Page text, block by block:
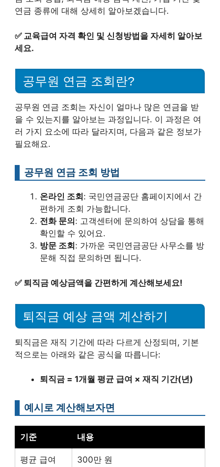
연금 종류에 대해 상세히 알아보겠습니다.
✅ 교육급여 자격 확인 및 신청방법을 자세히 알아보
세요.
공무원 연금 조회란?
공무원 연금 조회는 자신이 얼마나 많은 연금을 받
을 수 있는지를 알아보는 과정입니다. 이 과정은 여
러 가지 요소에 따라 달라지며, 다음과 같은 정보가
필요해요.
공무원 연금 조회 방법
온라인 조회 : 국민연금공단 홈페이지에서 간
편하게 조회 가능합니다.
전화 문의 : 고객센터에 문의하여 상담을 통해
확인할 수 있어요.
방문 조회 : 가까운 국민연금공단 사무소를 방
문해 직접 문의하면 됩니다.
✅ 퇴직금 예상금액을 간편하게 계산해보세요!
퇴직금 예상 금액 계산하기
퇴직금은 재직 기간에 따라 다르게 산정되며, 기본
적으로는 아래와 같은 공식을 따릅니다:
퇴직금 = 1개월 평균 급여 × 재직 기간(년)
예시로 계산해보자면
기준 내용
평균 급여 300만 원